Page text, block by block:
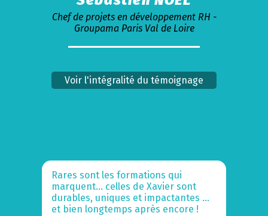
Chef de projets en développement RH -
Groupama Paris Val de Loire
Voir l'intégralité du témoignage
Rares sont les formations qui
marquent… celles de Xavier sont
durables, uniques et impactantes …
et bien longtemps après encore !